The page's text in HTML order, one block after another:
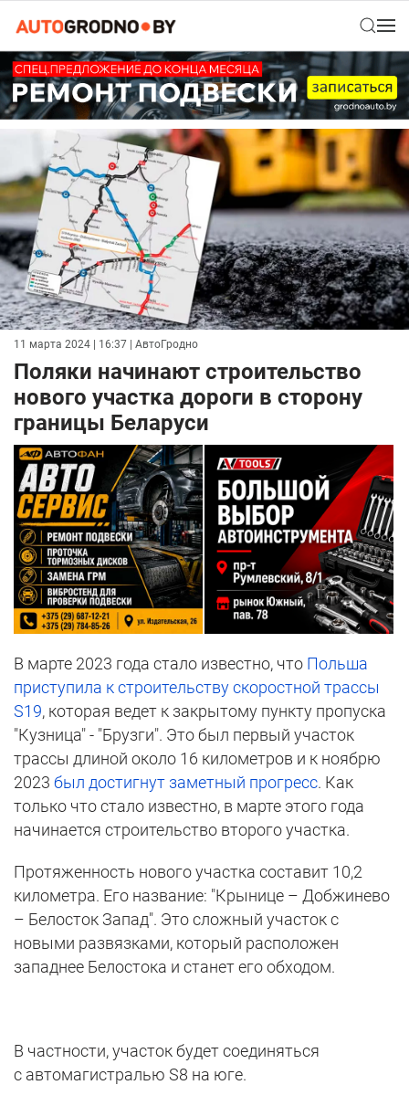
11 марта 2024 | 16:37 | АвтоГродно
Поляки начинают строительство
нового участка дороги в сторону
границы Беларуси
В марте 2023 года стало известно, что Польша
приступила к строительству скоростной трассы
S19, которая ведет к закрытому пункту пропуска
"Кузница" - "Брузги". Это был первый участок
трассы длиной около 16 километров и к ноябрю
2023 был достигнут заметный прогресс. Как
только что стало известно, в марте этого года
начинается строительство второго участка.
Протяженность нового участка составит 10,2
километра. Его название: "Крынице – Добжинево
– Белосток Запад". Это сложный участок с
новыми развязками, который расположен
западнее Белостока и станет его обходом.
В частности, участок будет соединяться
с автомагистралью S8 на юге.